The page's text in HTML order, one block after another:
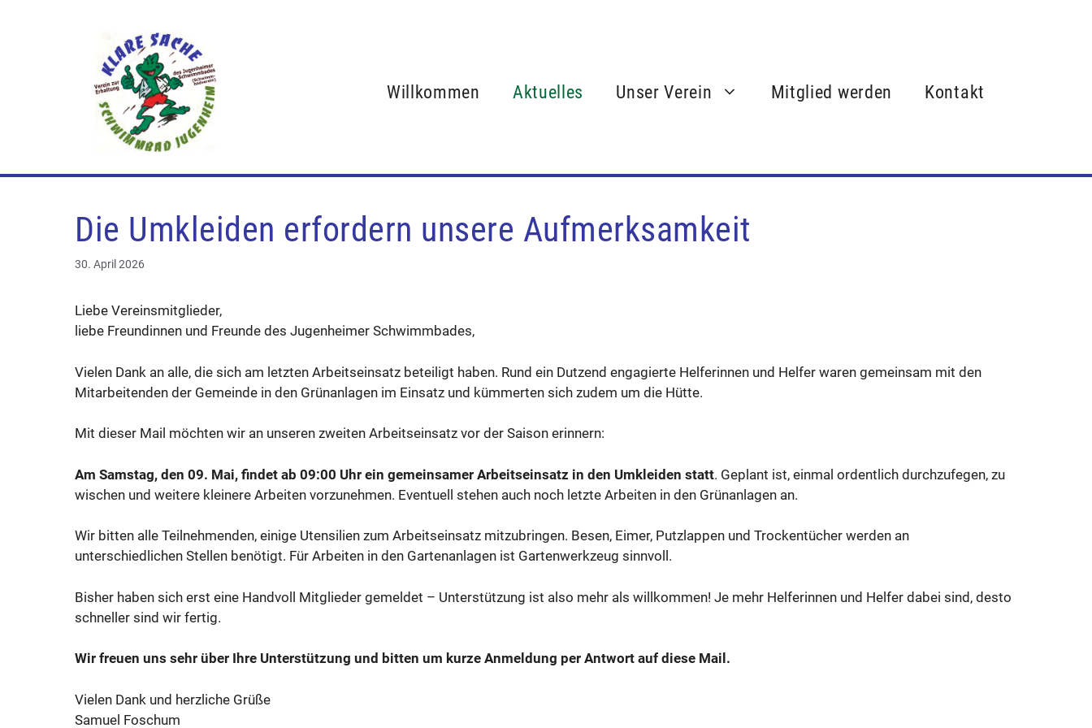
Willkommen Aktuelles Unser Verein Mitglied werden Kontakt
Die Umkleiden erfordern unsere Aufmerksamkeit
30. April 2026
Liebe Vereinsmitglieder,
liebe Freundinnen und Freunde des Jugenheimer Schwimmbades,
Vielen Dank an alle, die sich am letzten Arbeitseinsatz beteiligt haben. Rund ein Dutzend engagierte Helferinnen und Helfer waren gemeinsam mit den
Mitarbeitenden der Gemeinde in den Grünanlagen im Einsatz und kümmerten sich zudem um die Hütte.
Mit dieser Mail möchten wir an unseren zweiten Arbeitseinsatz vor der Saison erinnern:
Am Samstag, den 09. Mai, findet ab 09:00 Uhr ein gemeinsamer Arbeitseinsatz in den Umkleiden statt. Geplant ist, einmal ordentlich durchzufegen, zu
wischen und weitere kleinere Arbeiten vorzunehmen. Eventuell stehen auch noch letzte Arbeiten in den Grünanlagen an.
Wir bitten alle Teilnehmenden, einige Utensilien zum Arbeitseinsatz mitzubringen. Besen, Eimer, Putzlappen und Trockentücher werden an
unterschiedlichen Stellen benötigt. Für Arbeiten in den Gartenanlagen ist Gartenwerkzeug sinnvoll.
Bisher haben sich erst eine Handvoll Mitglieder gemeldet – Unterstützung ist also mehr als willkommen! Je mehr Helferinnen und Helfer dabei sind, desto
schneller sind wir fertig.
Wir freuen uns sehr über Ihre Unterstützung und bitten um kurze Anmeldung per Antwort auf diese Mail.
Vielen Dank und herzliche Grüße
Samuel Foschum